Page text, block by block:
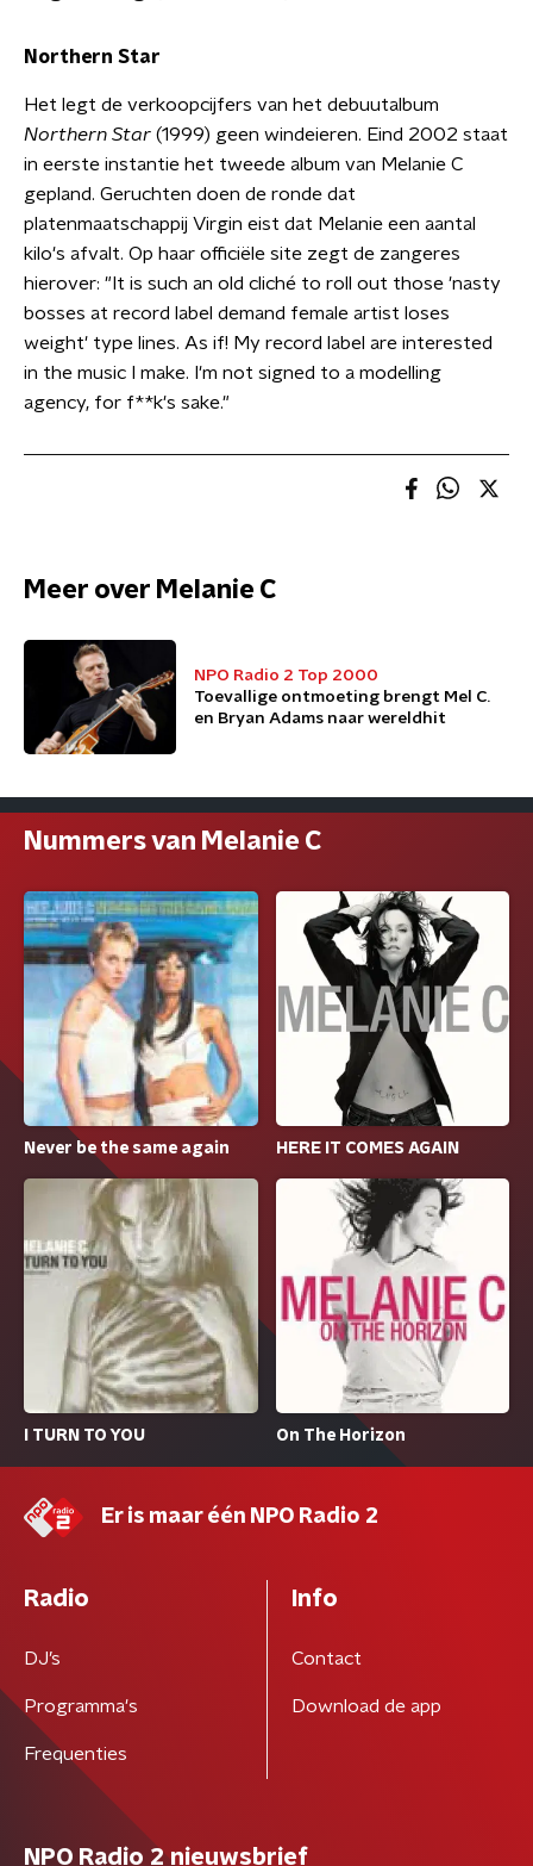
Northern Star
Het legt de verkoopcijfers van het debuutalbum
Northern Star (1999) geen windeieren. Eind 2002 staat
in eerste instantie het tweede album van Melanie C
gepland. Geruchten doen de ronde dat
platenmaatschappij Virgin eist dat Melanie een aantal
kilo's afvalt. Op haar officiële site zegt de zangeres
hierover: "It is such an old cliché to roll out those 'nasty
bosses at record label demand female artist loses
weight' type lines. As if! My record label are interested
in the music I make. I'm not signed to a modelling
agency, for f**k's sake."
Meer over Melanie C
NPO Radio 2 Top 2000
Toevallige ontmoeting brengt Mel C.
en Bryan Adams naar wereldhit
Nummers van Melanie C
Never be the same again HERE IT COMES AGAIN
I TURN TO YOU On The Horizon
Er is maar één NPO Radio 2
Radio
DJ’s
Programma's
Frequenties
Info
Contact
Download de app
NPO Radio 2 nieuwsbrief